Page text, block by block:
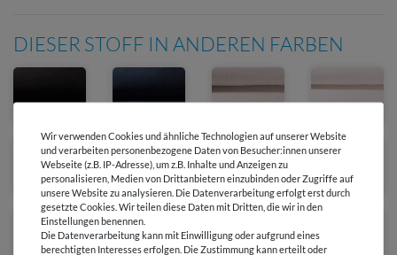
DIESER STOFF IN ANDEREN FARBEN
Wir verwenden Cookies und ähnliche Technologien auf unserer Website
und verarbeiten personenbezogene Daten von Besucher:innen unserer
Webseite (z.B. IP-Adresse), um z.B. Inhalte und Anzeigen zu
personalisieren, Medien von Drittanbietern einzubinden oder Zugriffe auf
unsere Website zu analysieren. Die Datenverarbeitung erfolgt erst durch
gesetzte Cookies. Wir teilen diese Daten mit Dritten, die wir in den
Einstellungen benennen.
Die Datenverarbeitung kann mit Einwilligung oder aufgrund eines
berechtigten Interesses erfolgen. Die Zustimmung kann erteilt oder